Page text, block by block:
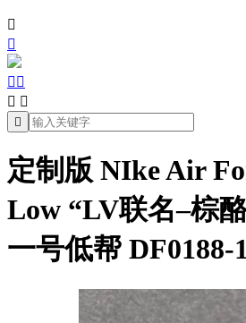


 
 

定制版 NIke Air
Low “LV联名–棕
一号低帮 DF0188-